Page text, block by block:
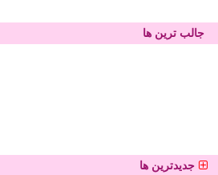
جالب ترین ها
جدیدترین ها